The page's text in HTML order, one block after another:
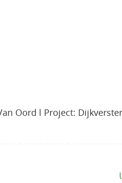
Oord l Project: